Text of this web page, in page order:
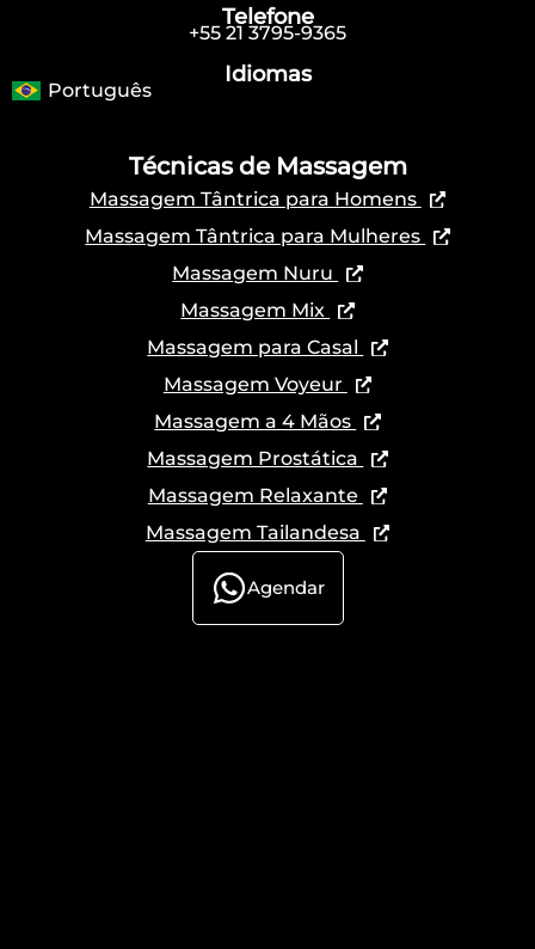
Telefone
+55 21 3795-9365
Idiomas
Português
Técnicas de Massagem
Massagem Tântrica para Homens
Massagem Tântrica para Mulheres
Massagem Nuru
Massagem Mix
Massagem para Casal
Massagem Voyeur
Massagem a 4 Mãos
Massagem Prostática
Massagem Relaxante
Massagem Tailandesa
Agendar